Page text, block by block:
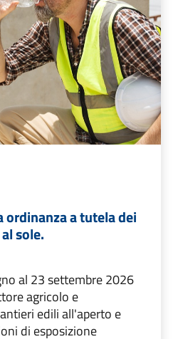
ordinanza a tutela dei
sole.
al 23 settembre 2026
agricolo e
edili all'aperto e
di esposizione